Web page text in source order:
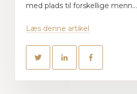
med plads til forskellige menn...
Læs denne artikel